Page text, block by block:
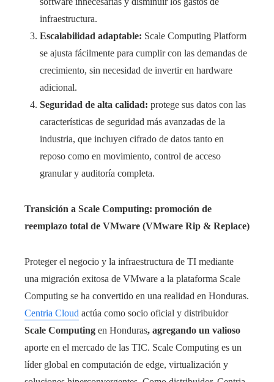
infraestructura.
Escalabilidad adaptable: Scale Computing Platform
se ajusta fácilmente para cumplir con las demandas de
crecimiento, sin necesidad de invertir en hardware
adicional.
Seguridad de alta calidad: protege sus datos con las
características de seguridad más avanzadas de la
industria, que incluyen cifrado de datos tanto en
reposo como en movimiento, control de acceso
granular y auditoría completa.
Transición a Scale Computing: promoción de
reemplazo total de VMware (VMware Rip & Replace)
Proteger el negocio y la infraestructura de TI mediante
una migración exitosa de VMware a la plataforma Scale
Computing se ha convertido en una realidad en Honduras.
Centria Cloud actúa como socio oficial y distribuidor
Scale Computing en Honduras, agregando un valioso
aporte en el mercado de las TIC. Scale Computing es un
líder global en computación de edge, virtualización y